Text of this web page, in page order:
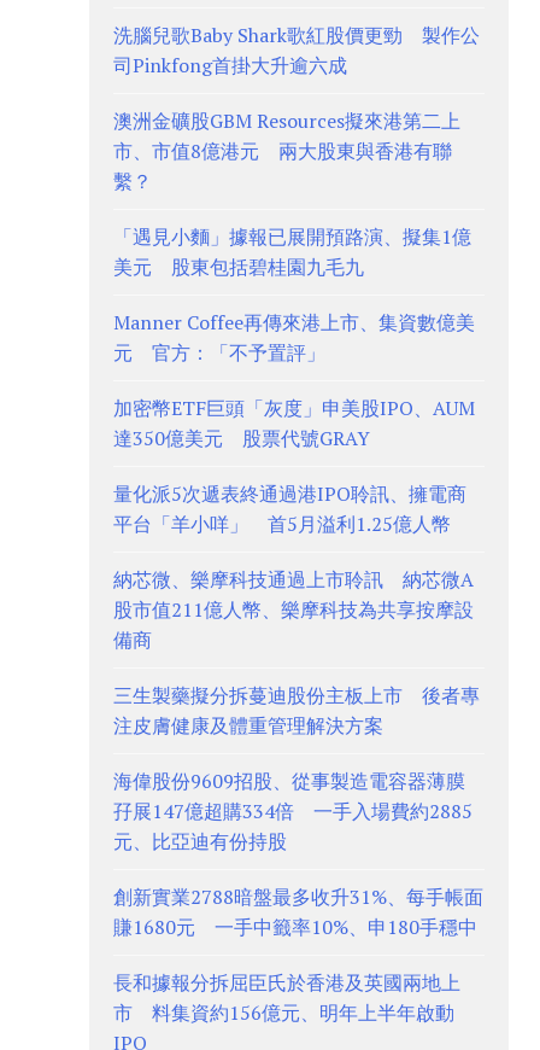
洗腦兒歌Baby Shark歌紅股價更勁 製作公
司Pinkfong首掛大升逾六成
澳洲金礦股GBM Resources擬來港第二上
市、市值8億港元 兩大股東與香港有聯
繫？
「遇見小麵」據報已展開預路演、擬集1億
美元 股東包括碧桂園九毛九
Manner Coffee再傳來港上市、集資數億美
元 官方：「不予置評」
加密幣ETF巨頭「灰度」申美股IPO、AUM
達350億美元 股票代號GRAY
量化派5次遞表終通過港IPO聆訊、擁電商
平台「羊小咩」 首5月溢利1.25億人幣
納芯微、樂摩科技通過上市聆訊 納芯微A
股市值211億人幣、樂摩科技為共享按摩設
備商
三生製藥擬分拆蔓迪股份主板上市 後者專
注皮膚健康及體重管理解決方案
海偉股份9609招股、從事製造電容器薄膜
孖展147億超購334倍 一手入場費約2885
元、比亞迪有份持股
創新實業2788暗盤最多收升31%、每手帳面
賺1680元 一手中籤率10%、申180手穩中
長和據報分拆屈臣氏於香港及英國兩地上
市 料集資約156億元、明年上半年啟動
IPO